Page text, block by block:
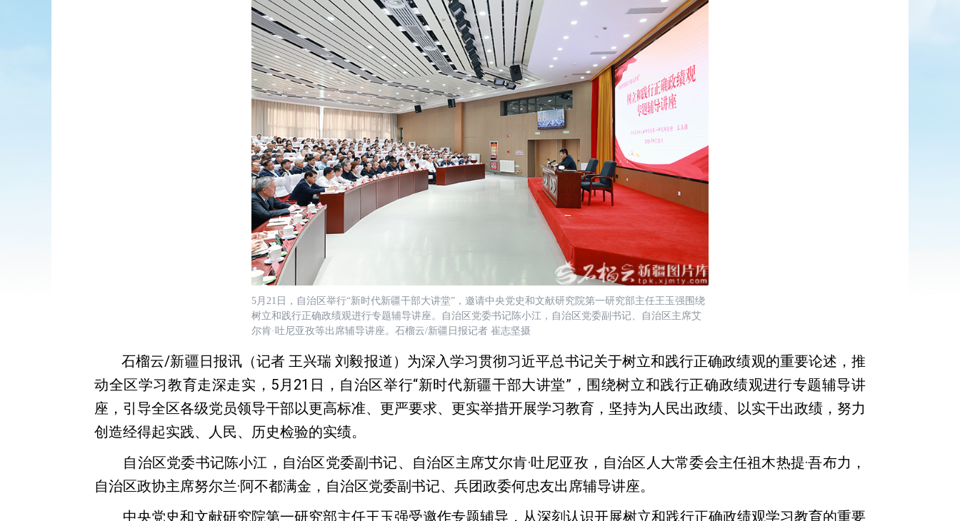
5月21日，自治区举行“新时代新疆干部大讲堂”，邀请中央党史和文献研究院第一研究部主任王玉强围绕
树立和践行正确政绩观进行专题辅导讲座。自治区党委书记陈小江，自治区党委副书记、自治区主席艾
尔肯·吐尼亚孜等出席辅导讲座。石榴云/新疆日报记者 崔志坚摄
石榴云/新疆日报讯（记者 王兴瑞 刘毅报道）为深入学习贯彻习近平总书记关于树立和践行正确政绩观的重要论述，推
动全区学习教育走深走实，5月21日，自治区举行“新时代新疆干部大讲堂”，围绕树立和践行正确政绩观进行专题辅导讲
座，引导全区各级党员领导干部以更高标准、更严要求、更实举措开展学习教育，坚持为人民出政绩、以实干出政绩，努力
创造经得起实践、人民、历史检验的实绩。
自治区党委书记陈小江，自治区党委副书记、自治区主席艾尔肯·吐尼亚孜，自治区人大常委会主任祖木热提·吾布力，
自治区政协主席努尔兰·阿不都满金，自治区党委副书记、兵团政委何忠友出席辅导讲座。
中央党史和文献研究院第一研究部主任王玉强受邀作专题辅导，从深刻认识开展树立和践行正确政绩观学习教育的重要